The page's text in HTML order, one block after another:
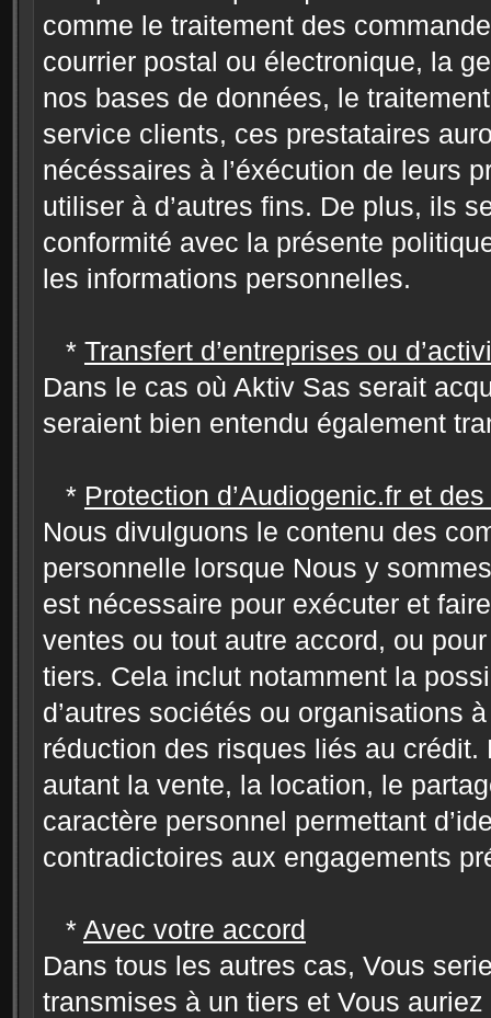
comme le traitement des
courrier postal ou électronique, la
nos bases de données, le
service clients, ces prestataires
nécéssaires à l’éxécution de leurs
utiliser à d’autres fins. De plus, ils
conformité avec la présente
les informations personnelles.
* Transfert d’entreprises ou
Dans le cas où Aktiv Sas serait
seraient bien entendu également
* Protection d’Audiogenic.fr et
Nous divulguons le contenu des
personnelle lorsque Nous y
est nécessaire pour exécuter et
ventes ou tout autre accord, ou
tiers. Cela inclut notamment la
d’autres sociétés ou organisations
réduction des risques liés au crédit.
autant la vente, la location, le
caractère personnel permettant
contradictoires aux engagements
* Avec votre accord
Dans tous les autres cas, Vous
transmises à un tiers et Vous